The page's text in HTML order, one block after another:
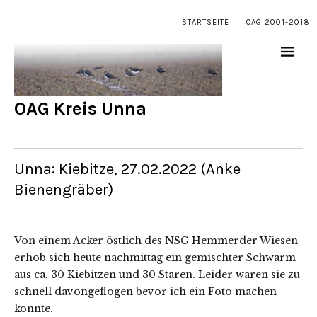
STARTSEITE OAG 2001-2018
OAG Kreis Unna
Unna: Kiebitze, 27.02.2022 (Anke
Bienengräber)
Von einem Acker östlich des NSG Hemmerder Wiesen
erhob sich heute nachmittag ein gemischter Schwarm
aus ca. 30 Kiebitzen und 30 Staren. Leider waren sie zu
schnell davongeflogen bevor ich ein Foto machen
konnte.